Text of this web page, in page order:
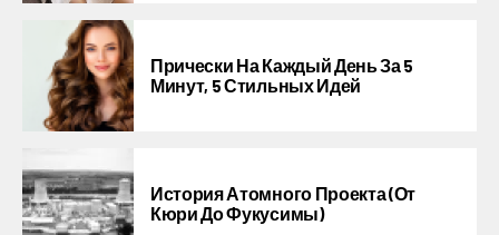
Прически На Каждый День За 5
Минут, 5 Стильных Идей
История Атомного Проекта (от
Кюри До Фукусимы)